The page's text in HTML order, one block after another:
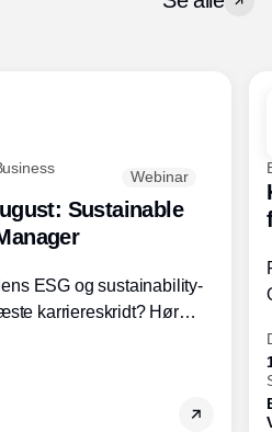
Webinar
Sustainable
ESG og sustainability-
karriereskridt? Hør
- så du
og bundlinje.